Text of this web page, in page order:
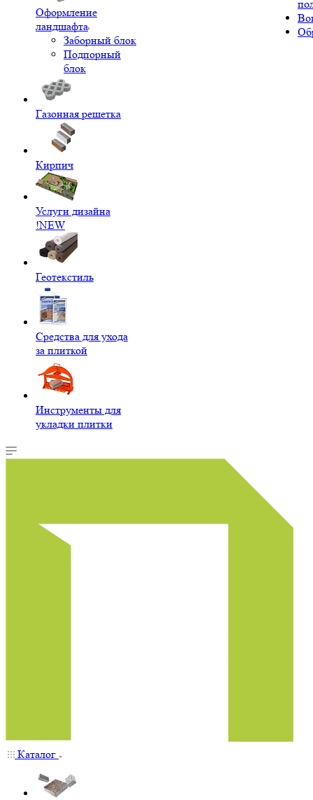
Оформление
ландшафта
Заборный блок
Подпорный
блок
Газонная решетка
Кирпич
Услуги дизайна
!NEW
Геотекстиль
Средства для ухода
за плиткой
Инструменты для
укладки плитки
Каталог